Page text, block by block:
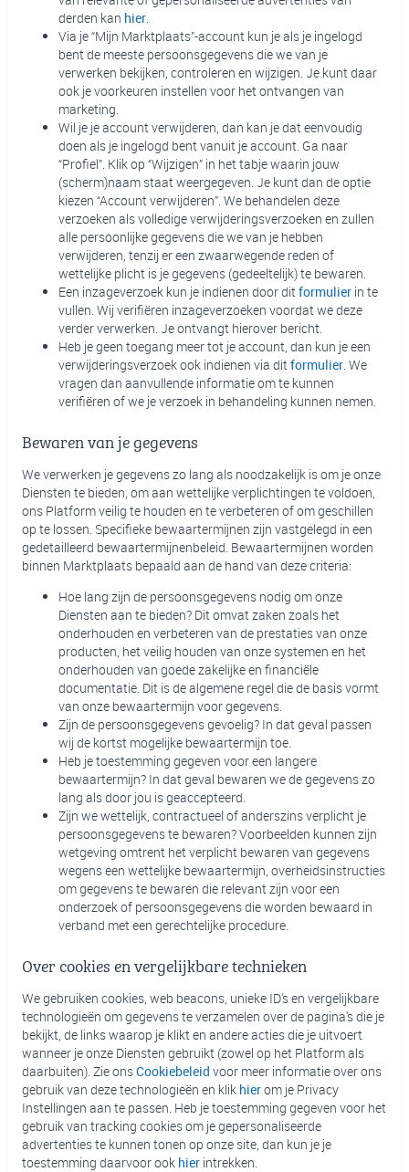
derden kan hier.
Via je “Mijn Marktplaats”-account kun je als je ingelogd
bent de meeste persoonsgegevens die we van je
verwerken bekijken, controleren en wijzigen. Je kunt daar
ook je voorkeuren instellen voor het ontvangen van
marketing.
Wil je je account verwijderen, dan kan je dat eenvoudig
doen als je ingelogd bent vanuit je account. Ga naar
“Profiel”. Klik op “Wijzigen” in het tabje waarin jouw
(scherm)naam staat weergegeven. Je kunt dan de optie
kiezen “Account verwijderen”. We behandelen deze
verzoeken als volledige verwijderingsverzoeken en zullen
alle persoonlijke gegevens die we van je hebben
verwijderen, tenzij er een zwaarwegende reden of
wettelijke plicht is je gegevens (gedeeltelijk) te bewaren.
Een inzageverzoek kun je indienen door ditformulier in te
vullen. Wij verifiëren inzageverzoeken voordat we deze
verder verwerken. Je ontvangt hierover bericht.
Heb je geen toegang meer tot je account, dan kun je een
verwijderingsverzoek ook indienen via ditformulier. We
vragen dan aanvullende informatie om te kunnen
verifiëren of we je verzoek in behandeling kunnen nemen.
Bewaren van je gegevens
We verwerken je gegevens zo lang als noodzakelijk is om je onze
Diensten te bieden, om aan wettelijke verplichtingen te voldoen,
ons Platform veilig te houden en te verbeteren of om geschillen
op te lossen. Specifieke bewaartermijnen zijn vastgelegd in een
gedetailleerd bewaartermijnenbeleid. Bewaartermijnen worden
binnen Marktplaats bepaald aan de hand van deze criteria:
Hoe lang zijn de persoonsgegevens nodig om onze
Diensten aan te bieden? Dit omvat zaken zoals het
onderhouden en verbeteren van de prestaties van onze
producten, het veilig houden van onze systemen en het
onderhouden van goede zakelijke en financiële
documentatie. Dit is de algemene regel die de basis vormt
van onze bewaartermijn voor gegevens.
Zijn de persoonsgegevens gevoelig? In dat geval passen
wij de kortst mogelijke bewaartermijn toe.
Heb je toestemming gegeven voor een langere
bewaartermijn? In dat geval bewaren we de gegevens zo
lang als door jou is geaccepteerd.
Zijn we wettelijk, contractueel of anderszins verplicht je
persoonsgegevens te bewaren? Voorbeelden kunnen zijn
wetgeving omtrent het verplicht bewaren van gegevens
wegens een wettelijke bewaartermijn, overheidsinstructies
om gegevens te bewaren die relevant zijn voor een
onderzoek of persoonsgegevens die worden bewaard in
verband met een gerechtelijke procedure.
Over cookies en vergelijkbare technieken
We gebruiken cookies, web beacons, unieke ID's en vergelijkbare
technologieën om gegevens te verzamelen over de pagina's die je
bekijkt, de links waarop je klikt en andere acties die je uitvoert
wanneer je onze Diensten gebruikt (zowel op het Platform als
daarbuiten). Zie onsCookiebeleid voor meer informatie over ons
gebruik van deze technologieën en klik hierom je Privacy
Instellingen aan te passen. Heb je toestemming gegeven voor het
gebruik van tracking cookies om je gepersonaliseerde
advertenties te kunnen tonen op onze site, dan kun je je
toestemming daarvoor ook hier intrekken.